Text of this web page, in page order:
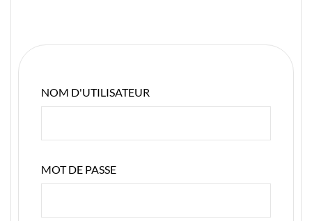
NOM D'UTILISATEUR
MOT DE PASSE